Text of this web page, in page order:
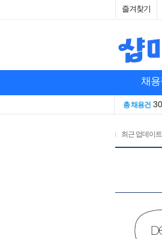
즐겨찾기
채
총 채용건
최근 업데이